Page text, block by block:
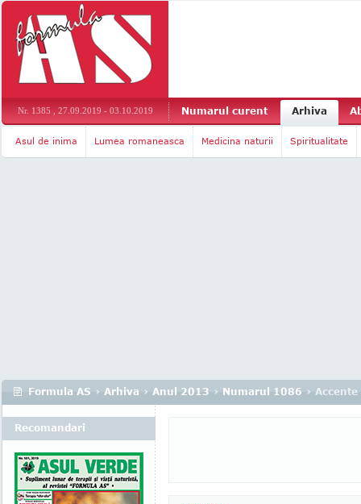
Nr. 1385 , 27.09.2019 - 03.10.2019 Numarul curent Arhiva
Asul de inima Lumea romaneasca Medicina naturii Spiritualitate
Formula AS › Arhiva › Anul 2013 › Numarul 1086 › Accente
Recomandari